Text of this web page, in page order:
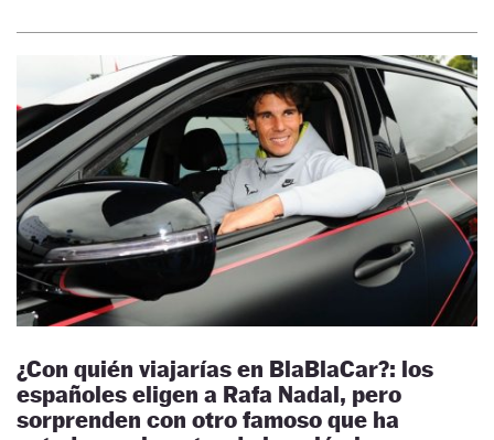
¿Con quién viajarías en BlaBlaCar?: los
españoles eligen a Rafa Nadal, pero
sorprenden con otro famoso que ha